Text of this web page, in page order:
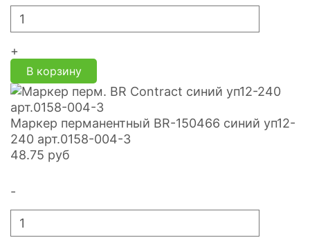
+
В корзину
Маркер перманентный BR-150466 синий уп12-
240 арт.0158-004-3
48.75 руб
-